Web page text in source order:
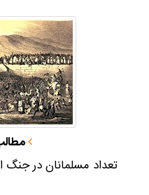
تعداد مسلمانان در جنگ